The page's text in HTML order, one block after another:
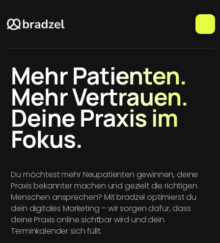
Mehr Patienten.
Mehr Vertrauen.
Deine Praxis im
Fokus.
Du möchtest mehr Neupatienten gewinnen, deine
Praxis bekannter machen und gezielt die richtigen
Menschen ansprechen? Mit bradzel optimierst du
dein digitales Marketing – wir sorgen dafür, dass
deine Praxis online sichtbar wird und dein
Terminkalender sich füllt.